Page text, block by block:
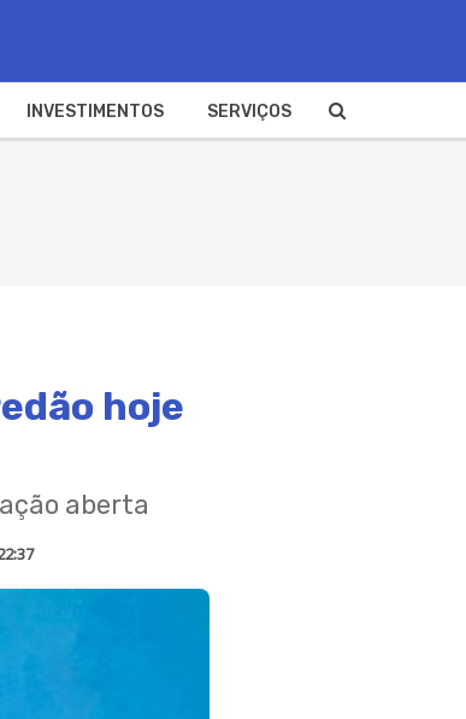
INVESTIMENTOS SERVIÇOS
hoje
aberta